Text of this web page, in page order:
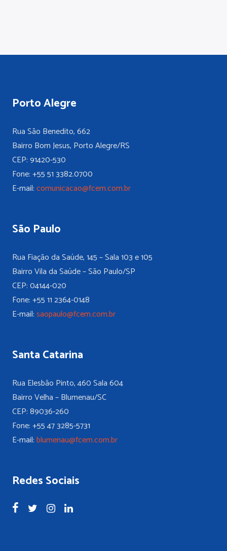
Porto Alegre
Rua São Benedito, 662
Bairro Bom Jesus, Porto Alegre/RS
CEP: 91420-530
Fone: +55 51 3382.0700
E-mail:comunicacao@fcem.com.br
São Paulo
Rua Fiação da Saúde, 145 – Sala 103 e 105
Bairro Vila da Saúde – São Paulo/SP
CEP: 04144-020
Fone: +55 11 2364-0148
E-mail:saopaulo@fcem.com.br
Santa Catarina
Rua Elesbão Pinto, 460 Sala 604
Bairro Velha – Blumenau/SC
CEP: 89036-260
Fone: +55 47 3285-5731
E-mail:blumenau@fcem.com.br
Redes Sociais